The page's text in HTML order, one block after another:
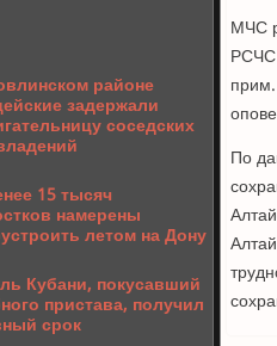
районе
задержали
соседских
15 тысяч
намерены
летом на Дону
Кубани, покусавший
пристава, получил
срок
МЧС
РСЧС
По